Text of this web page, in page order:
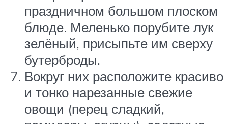
праздничном большом плоском
блюде. Меленько порубите лук
зелёный, присыпьте им сверху
бутерброды.
Вокруг них расположите красиво
и тонко нарезанные свежие
овощи (перец сладкий,